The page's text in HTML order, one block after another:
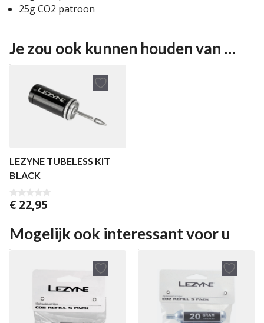
25g CO2 patroon
Je zou ook kunnen houden van …
LEZYNE TUBELESS KIT
BLACK
0
v
n
5
€ 22,95
Mogelijk ook interessant voor u